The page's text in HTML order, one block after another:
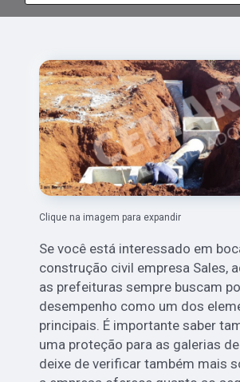
Clique na imagem para expandir
Se você está interessado em
construção civil empresa Sales,
as prefeituras sempre buscam
desempenho como um dos
principais. É importante saber
uma proteção para as galerias
deixe de verificar também mais